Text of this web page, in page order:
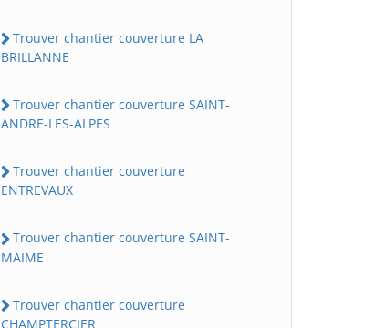
Trouver chantier couverture LA
BRILLANNE
Trouver chantier couverture SAINT-
ANDRE-LES-ALPES
Trouver chantier couverture
ENTREVAUX
Trouver chantier couverture SAINT-
MAIME
Trouver chantier couverture
CHAMPTERCIER